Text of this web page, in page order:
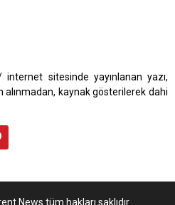
sitesinde yayınlanan yazı,
alınmadan, kaynak gösterilerek dahi
News tüm hakları saklıdır.